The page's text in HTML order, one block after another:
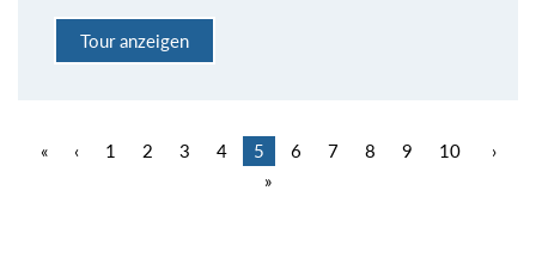
Tour anzeigen
« ‹ 1 2 3 4 5 6 7 8 9 10
›
»